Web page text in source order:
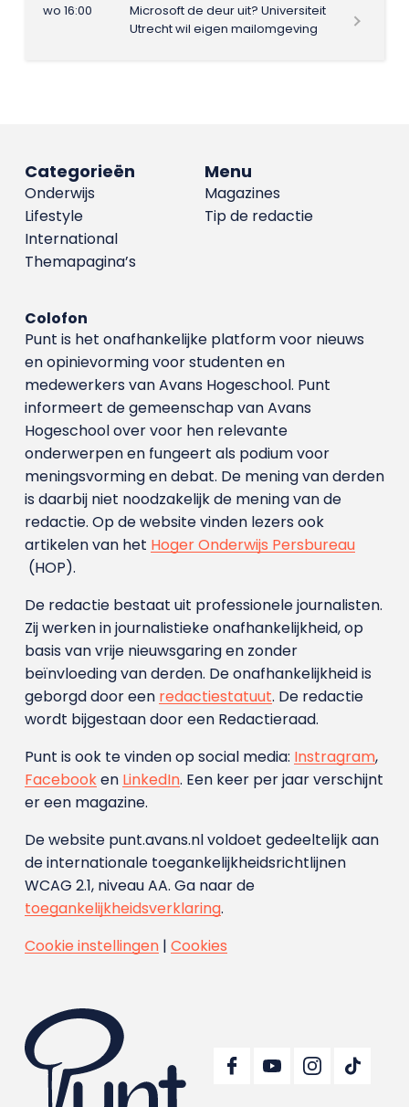
wo 16:00
Microsoft de deur uit? Universiteit
Utrecht wil eigen mailomgeving
Menu
Magazines
Tip de redactie
Categorieën
Onderwijs
Lifestyle
International
Themapagina’s
Colofon
Punt is het onafhankelijke platform voor nieuws
en opinievorming voor studenten en
medewerkers van Avans Hoge­school. Punt
informeert de gemeenschap van Avans
Hogeschool over voor hen relevante
onderwerpen en fungeert als podium voor
meningsvorming en debat. De mening van derden
is daarbij niet noodzakelijk de mening van de
redactie. Op de website vinden lezers ook
artikelen van het Hoger Onderwijs Persbureau
(HOP).
De redactie bestaat uit professionele journalisten.
Zij werken in journalistieke onafhankelijkheid, op
basis van vrije nieuwsgaring en zonder
beïnvloeding van derden. De onafhankelijkheid is
geborgd door een redactiestatuut. De redactie
wordt bijgestaan door een Redactieraad.
Punt is ook te vinden op social media: Instragram,
Facebooken LinkedIn. Een keer per jaar verschijnt
er een magazine.
De website punt.avans.nl voldoet gedeeltelijk aan
de internationale toegankelijkheidsrichtlijnen
WCAG 2.1, niveau AA. Ga naar de
toegankelijkheidsverklaring.
Cookie instellingen| Cookies